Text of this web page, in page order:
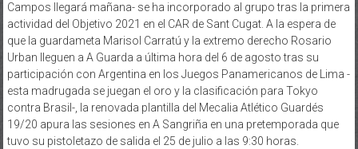
Campos llegará mañana- se ha incorporado al grupo tras la primera
actividad del Objetivo 2021 en el CAR de Sant Cugat. A la espera de
que la guardameta Marisol Carratú y la extremo derecho Rosario
Urban lleguen a A Guarda a última hora del 6 de agosto tras su
participación con Argentina en los Juegos Panamericanos de Lima -
esta madrugada se juegan el oro y la clasificación para Tokyo
contra Brasil-, la renovada plantilla del Mecalia Atlético Guardés
19/20 apura las sesiones en A Sangriña en una pretemporada que
tuvo su pistoletazo de salida el 25 de julio a las 9:30 horas.